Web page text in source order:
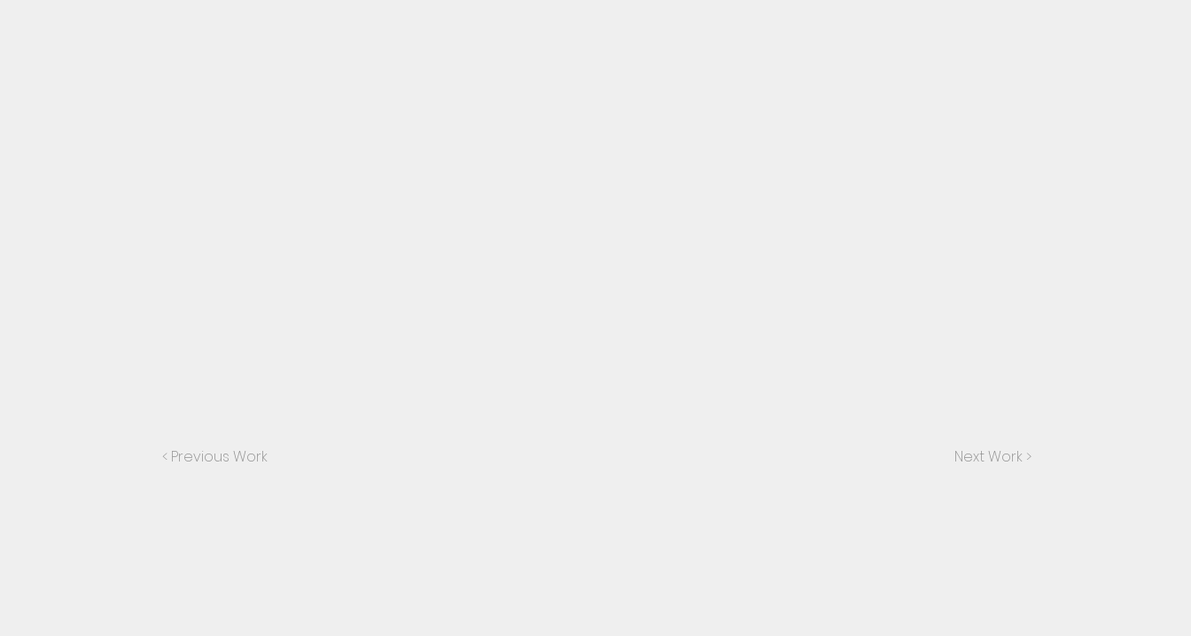
< Previous Work Next Work >